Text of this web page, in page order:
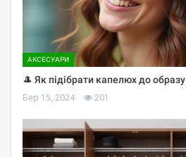
АКСЕСУАРИ
🎩 Як підібрати капелюх до образу
Бер 15, 2024 201